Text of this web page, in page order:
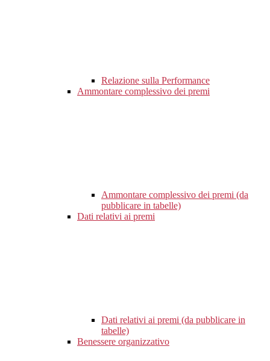
Relazione sulla Performance
Ammontare complessivo dei premi
Ammontare complessivo dei premi (da
pubblicare in tabelle)
Dati relativi ai premi
Dati relativi ai premi (da pubblicare in
tabelle)
Benessere organizzativo